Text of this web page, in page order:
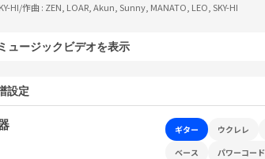
HI/作曲 : ZEN, LOAR, Akun, Sunny, MANATO, LEO, SKY-HI
ミュージックビデオを表示
設定
ギター ウクレレ
ベース
パワーコード